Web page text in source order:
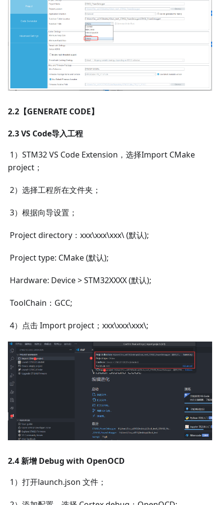
2.2【GENERATE CODE】
2.3 VS Code导入工程
​ 1）STM32 VS Code Extension，选择Import CMake
project；
​ 2）选择工程所在文件夹；
​ 3）根据向导设置；
​ Project directory：xxx\xxx\xxx\ (默认);
​ Project type: CMake (默认);
​ Hardware: Device > STM32XXXX (默认);
​ ToolChain：GCC;
​ 4）点击 Import project；xxx\xxx\xxx\;
2.4 新增 Debug with OpenOCD
​ 1）打开launch.json 文件；